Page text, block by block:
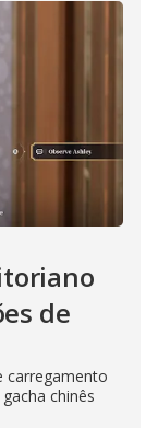
de
carregamento
chinês